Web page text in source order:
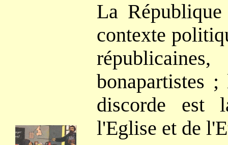
La
contexte
bonapartistes
discorde est
l'Eglise et de